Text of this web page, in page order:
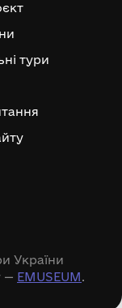
тури
України
— EMUSEUM.